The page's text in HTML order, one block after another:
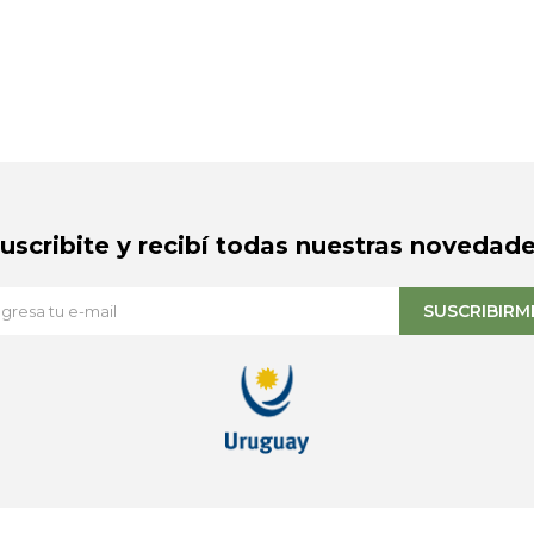
y recibí todas nuestras